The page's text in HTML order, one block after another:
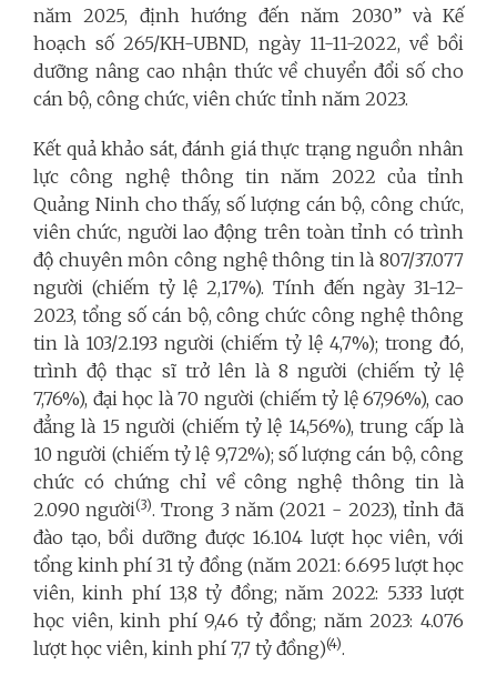
năm 2025, định hướng đến năm 2030” và Kế
hoạch số 265/KH-UBND, ngày 11-11-2022, về bồi
dưỡng nâng cao nhận thức về chuyển đổi số cho
cán bộ, công chức, viên chức tỉnh năm 2023.
Kết quả khảo sát, đánh giá thực trạng nguồn nhân
lực công nghệ thông tin năm 2022 của tỉnh
Quảng Ninh cho thấy, số lượng cán bộ, công chức,
viên chức, người lao động trên toàn tỉnh có trình
độ chuyên môn công nghệ thông tin là 807/37.077
người (chiếm tỷ lệ 2,17%). Tính đến ngày 31-12-
2023, tổng số cán bộ, công chức công nghệ thông
tin là 103/2.193 người (chiếm tỷ lệ 4,7%); trong đó,
trình độ thạc sĩ trở lên là 8 người (chiếm tỷ lệ
7,76%), đại học là 70 người (chiếm tỷ lệ 67,96%), cao
đẳng là 15 người (chiếm tỷ lệ 14,56%), trung cấp là
10 người (chiếm tỷ lệ 9,72%); số lượng cán bộ, công
chức có chứng chỉ về công nghệ thông tin là
2.090 người(3). Trong 3 năm (2021 - 2023), tỉnh đã
đào tạo, bồi dưỡng được 16.104 lượt học viên, với
tổng kinh phí 31 tỷ đồng (năm 2021: 6.695 lượt học
viên, kinh phí 13,8 tỷ đồng; năm 2022: 5.333 lượt
học viên, kinh phí 9,46 tỷ đồng; năm 2023: 4.076
lượt học viên, kinh phí 7,7 tỷ đồng)(4).